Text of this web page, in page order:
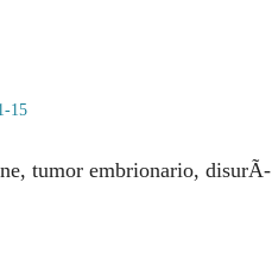
15
tumor embrionario, disurÃ­